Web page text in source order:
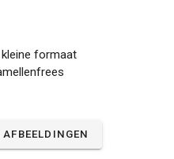
kleine formaat